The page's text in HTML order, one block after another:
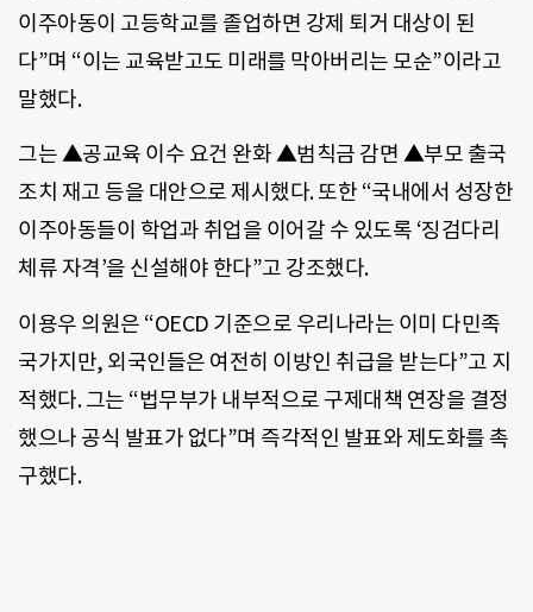
이주아동이 고등학교를 졸업하면 강제 퇴거 대상이 된
다”며 “이는 교육받고도 미래를 막아버리는 모순”이라고
말했다.
그는 ▲공교육 이수 요건 완화 ▲범칙금 감면 ▲부모 출국
조치 재고 등을 대안으로 제시했다. 또한 “국내에서 성장한
이주아동들이 학업과 취업을 이어갈 수 있도록 ‘징검다리
체류 자격’을 신설해야 한다”고 강조했다.
이용우 의원은 “OECD 기준으로 우리나라는 이미 다민족
국가지만, 외국인들은 여전히 이방인 취급을 받는다”고 지
적했다. 그는 “법무부가 내부적으로 구제대책 연장을 결정
했으나 공식 발표가 없다”며 즉각적인 발표와 제도화를 촉
구했다.